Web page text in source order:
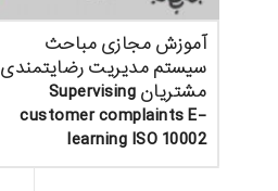
آموزش مجازی مباحث
سیستم مدیریت رضایتمندی
مشتریان Supervising
customer complaints E-
learning ISO 10002